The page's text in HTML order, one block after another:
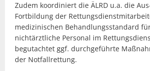
Zudem koordiniert die ÄLRD u.a. die
Fortbildung der
medizinischen Behandlungsstandard
nichtärztliche Personal im
begutachtet ggf. durchgeführte
der Notfallrettung.